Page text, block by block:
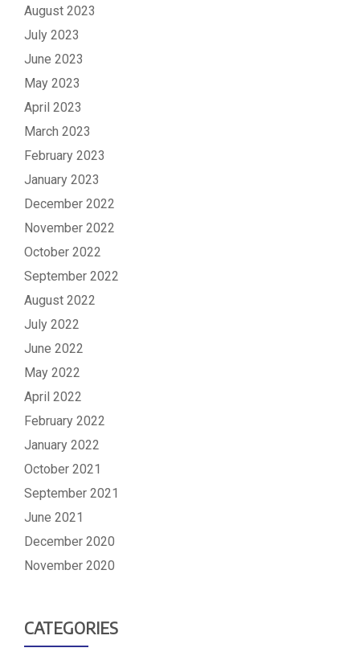
August 2023
July 2023
June 2023
May 2023
April 2023
March 2023
February 2023
January 2023
December 2022
November 2022
October 2022
September 2022
August 2022
July 2022
June 2022
May 2022
April 2022
February 2022
January 2022
October 2021
September 2021
June 2021
December 2020
November 2020
CATEGORIES